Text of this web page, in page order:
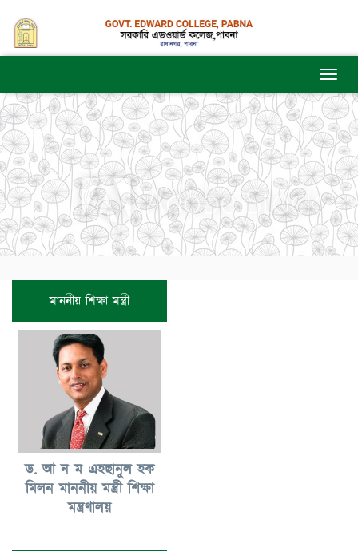
মাননীয় শিক্ষা মন্ত্রী
ড. আ ন ম এহছানুল হক
মিলন মাননীয় মন্ত্রী শিক্ষা
মন্ত্রণালয়